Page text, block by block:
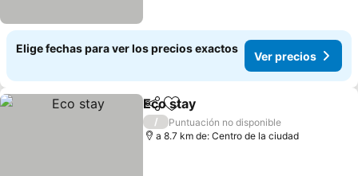
Elige fechas para ver los precios exactos
Ver precios
CompartirAgregar a favoritos
Eco stay
/
Puntuación no disponible
a 8.7 km de: Centro de la ciudad